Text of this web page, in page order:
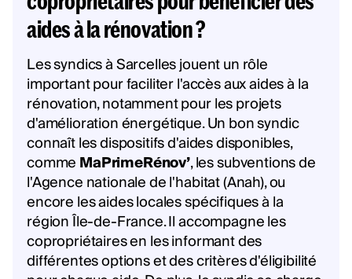
aides à la rénovation ?
Les syndics à Sarcelles jouent un rôle
important pour faciliter l'accès aux aides à la
rénovation, notamment pour les projets
d'amélioration énergétique. Un bon syndic
connaît les dispositifs d'aides disponibles,
commeMaPrimeRénov’, les subventions de
l'Agence nationale de l'habitat (Anah), ou
encore les aides locales spécifiques à la
région Île-de-France. Il accompagne les
copropriétaires en les informant des
différentes options et des critères d'éligibilité